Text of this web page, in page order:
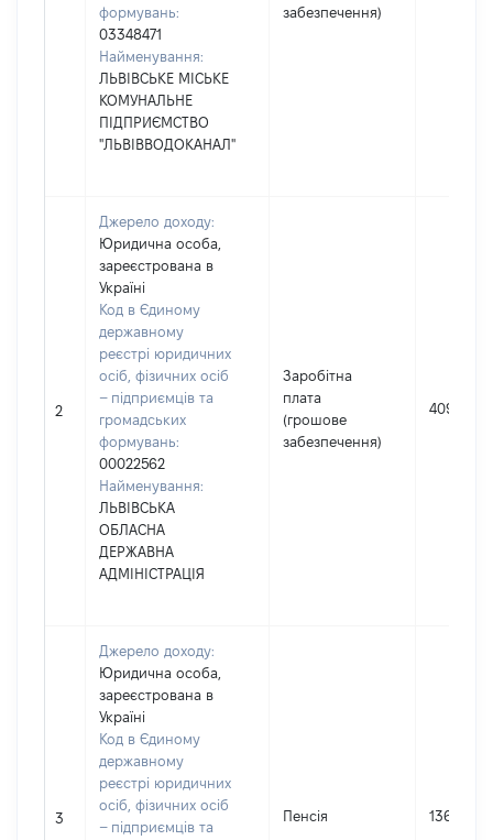
формувань:
03348471
Найменування:
ЛЬВІВСЬКЕ МІСЬКЕ
КОМУНАЛЬНЕ
ПІДПРИЄМСТВО
"ЛЬВІВВОДОКАНАЛ"
забезпечення)
2
Джерело доходу:
Юридична особа,
зареєстрована в
Україні
Код в Єдиному
державному
реєстрі юридичних
осіб, фізичних осіб
– підприємців та
громадських
формувань:
00022562
Найменування:
ЛЬВІВСЬКА
ОБЛАСНА
ДЕРЖАВНА
АДМІНІСТРАЦІЯ
Заробітна
плата
(грошове
забезпечення)
409850
3
Джерело доходу:
Юридична особа,
зареєстрована в
Україні
Код в Єдиному
державному
реєстрі юридичних
осіб, фізичних осіб
– підприємців та
Пенсія 136773